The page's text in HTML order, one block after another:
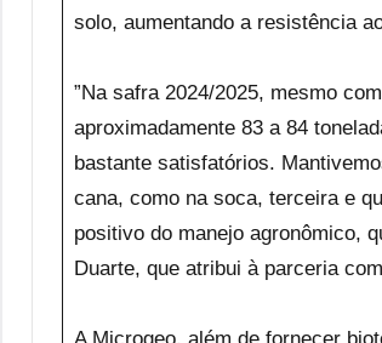
solo, aumentando a resistência
”Na safra 2024/2025, mesmo
aproximadamente 83 a 84
bastante satisfatórios.
cana, como na soca, terceira e
positivo do manejo agronômico,
Duarte, que atribui à parceria